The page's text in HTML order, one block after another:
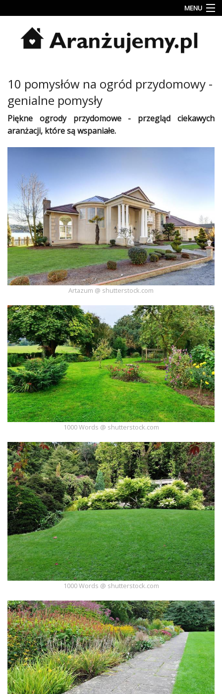
MENU
Inspiracje
wnętrz
Jesienne
Konkursy
Kategorie
Dodaj
«
Dodaj
Dodaj
Dodaj
galerię
Dodaj
artykuł
10 pomysłów na ogród przydomowy -
genialne pomysły
Piękne ogrody przydomowe - przegląd ciekawych
aranżacji, które są wspaniałe.
Artazum @ shutterstock.com
1000 Words @ shutterstock.com
1000 Words @ shutterstock.com